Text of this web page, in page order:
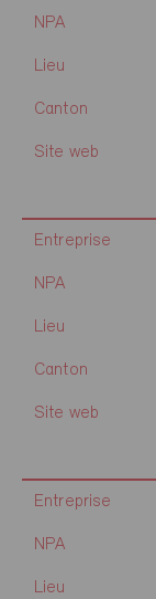
NPA
Lieu
Canton
Site web
Entreprise
NPA
Lieu
Canton
Site web
Entreprise
NPA
Lieu